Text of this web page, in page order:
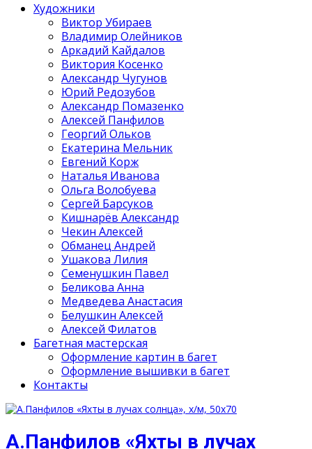
Художники
Виктор Убираев
Владимир Олейников
Аркадий Кайдалов
Виктория Косенко
Александр Чугунов
Юрий Редозубов
Александр Помазенко
Алексей Панфилов
Георгий Ольков
Екатерина Мельник
Евгений Корж
Наталья Иванова
Ольга Волобуева
Сергей Барсуков
Кишнарёв Александр
Чекин Алексей
Обманец Андрей
Ушакова Лилия
Семенушкин Павел
Беликова Анна
Медведева Анастасия
Белушкин Алексей
Алексей Филатов
Багетная мастерская
Оформление картин в багет
Оформление вышивки в багет
Контакты
А.Панфилов «Яхты в лучах